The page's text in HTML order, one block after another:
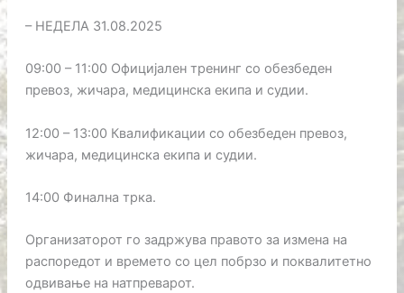
– НЕДЕЛА 31.08.2025
09:00 – 11:00 Официјален тренинг со обезбеден
превоз, жичара, медицинска екипа и судии.
12:00 – 13:00 Квалификации со обезбеден превоз,
жичара, медицинска екипа и судии.
14:00 Финална трка.
Организаторот го задржува правото за измена на
распоредот и времето со цел побрзо и поквалитетно
одвивање на натпреварот.